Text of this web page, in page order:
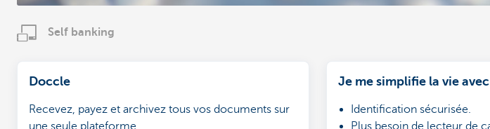
Self banking
Doccle
Recevez, payez et archivez tous vos documents sur
une seule plateforme.
Je me simplifie la vie
Identification sécurisée.
Plus besoin de lecteur de